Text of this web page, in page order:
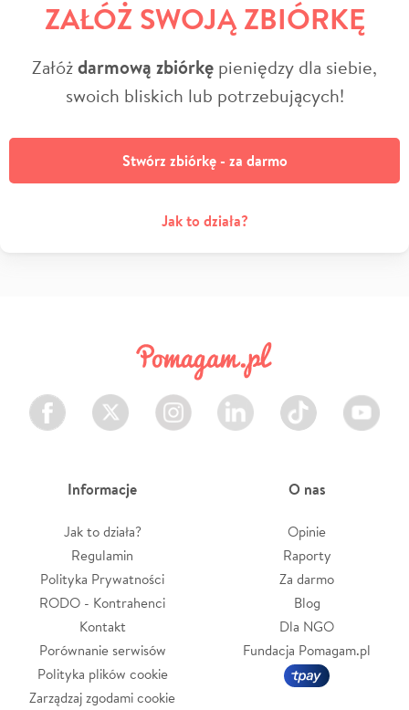
ZAŁÓŻ SWOJĄ ZBIÓRKĘ
Załóżdarmową zbiórkę pieniędzy dla siebie,
swoich bliskich lub potrzebujących!
Stwórz zbiórkę - za darmo
Jak to działa?
Facebook Twitter Instagram LinkedIn TikTok Youtube
Informacje
Jak to działa?
Regulamin
Polityka Prywatności
RODO - Kontrahenci
Kontakt
Porównanie serwisów
Polityka plików cookie
Zarządzaj zgodami cookie
O nas
Opinie
Raporty
Za darmo
Blog
Dla NGO
Fundacja Pomagam.pl